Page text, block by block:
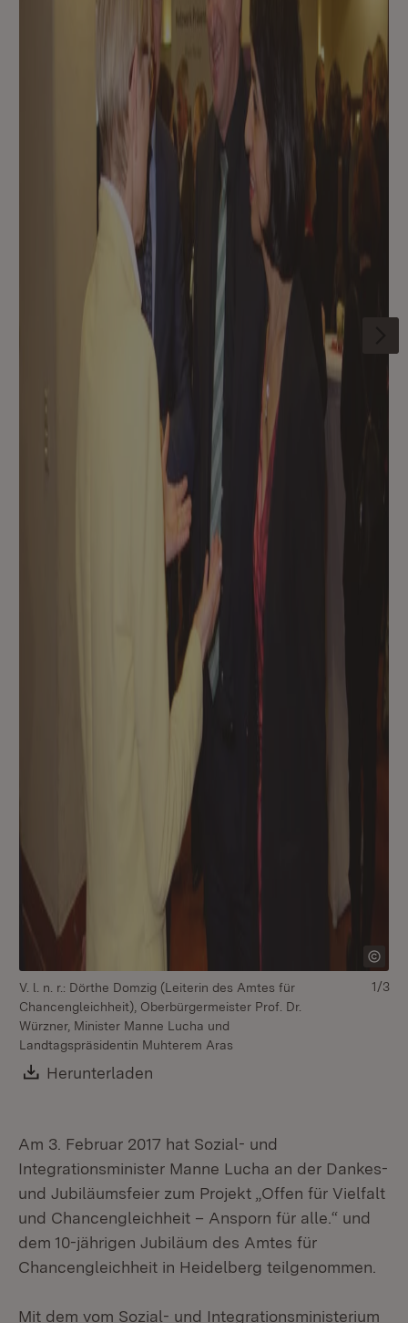
V. l. n. r.: Dörthe Domzig (Leiterin des Amtes für
Chancengleichheit), Oberbürgermeister Prof. Dr.
Würzner, Minister Manne Lucha und
Landtagspräsidentin Muhterem Aras
Download:
Herunterladen
1/3
Am 3. Februar 2017 hat Sozial- und
Integrationsminister Manne Lucha an der Dankes-
und Jubiläumsfeier zum Projekt „Offen für Vielfalt
und Chancengleichheit – Ansporn für alle.“ und
dem 10-jährigen Jubiläum des Amtes für
Chancengleichheit in Heidelberg teilgenommen.
Mit dem vom Sozial- und Integrationsministerium